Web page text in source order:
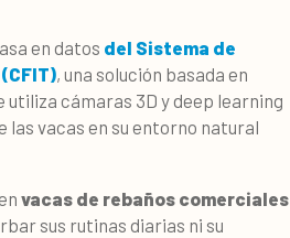
en datos del Sistema de
, una solución basada en
cámaras 3D y deep learning
las vacas en su entorno natural
vacas de rebaños comerciales
sus rutinas diarias ni su